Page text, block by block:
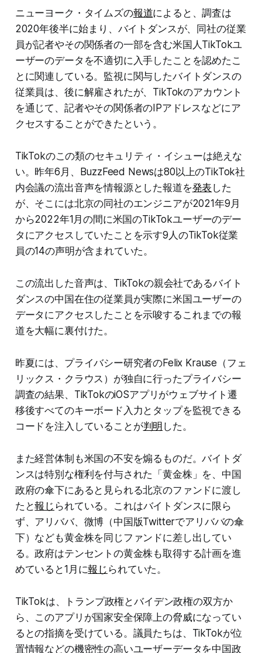
ニューヨーク・タイムズの報道によると、調査は
2020年後半に始まり、バイトダンスが、同社の従業
員が記者やその関係者の一部を含む米国人TikTokユ
ーザーのデータを不適切に入手したことを認めたこ
とに関連している。監視に関与したバイトダンスの
従業員は、後に解雇されたが、TikTokのアカウント
を通じて、記者やその関係者のIPアドレスなどにア
クセスすることができたという。
TikTokのこの類のセキュリティ・イシューは絶えな
い。昨年6月、BuzzFeed Newsは80以上のTikTok社
内会議の流出音声を情報源とした報道を発表 した
が、そこには北京の同社のエンジニアが2021年9月
から2022年1月の間に米国のTikTokユーザーのデー
タにアクセスしていたことを示す9人のTikTok従業
員の14の声明が含まれていた。
この流出した音声は、TikTokの親会社であるバイト
ダンスの中国在住の従業員が実際に米国ユーザーの
データにアクセスしたことを示唆するこれまでの報
道を大幅に裏付けた。
昨夏には、プライバシー研究者のFelix Krause（フェ
リックス・クラウス）が独自に行ったプライバシー
調査の結果、TikTokのiOSアプリがウェブサイト遷
移後すべてのキーボード入力とタップを監視できる
コードを注入していることが判明 した。
また経営体制も米国の不安を煽るものだ。バイトダ
ンスは特別な権利を付与された「黄金株」を、中国
政府の傘下にあると見られる北京のファンドに渡し
たと報じ られている。これはバイトダンスに限ら
ず、アリババ、微博（中国版Twitterでアリババの傘
下）なども黄金株を同じファンドに差し出してい
る。政府はテンセントの黄金株も取得する計画を進
めていると1月に報じ られていた。
TikTokは、トランプ政権とバイデン政権の双方か
ら、このアプリが国家安全保障上の脅威になってい
るとの指摘を受けている。議員たちは、TikTokが位
置情報などの機密性の高いユーザーデータを中国政